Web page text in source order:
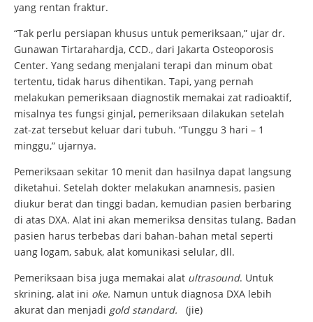
yang rentan fraktur.
“Tak perlu persiapan khusus untuk pemeriksaan,” ujar dr.
Gunawan Tirtarahardja, CCD., dari Jakarta Osteoporosis
Center. Yang sedang menjalani terapi dan minum obat
tertentu, tidak harus dihentikan. Tapi, yang pernah
melakukan pemeriksaan diagnostik memakai zat radioaktif,
misalnya tes fungsi ginjal, pemeriksaan dilakukan setelah
zat-zat tersebut keluar dari tubuh. “Tunggu 3 hari – 1
minggu,” ujarnya.
Pemeriksaan sekitar 10 menit dan hasilnya dapat langsung
diketahui. Setelah dokter melakukan anamnesis, pasien
diukur berat dan tinggi badan, kemudian pasien berbaring
di atas DXA. Alat ini akan memeriksa densitas tulang. Badan
pasien harus terbebas dari bahan-bahan metal seperti
uang logam, sabuk, alat komunikasi selular, dll.
Pemeriksaan bisa juga memakai alat ultrasound. Untuk
skrining, alat ini oke. Namun untuk diagnosa DXA lebih
akurat dan menjadi gold standard. (jie)